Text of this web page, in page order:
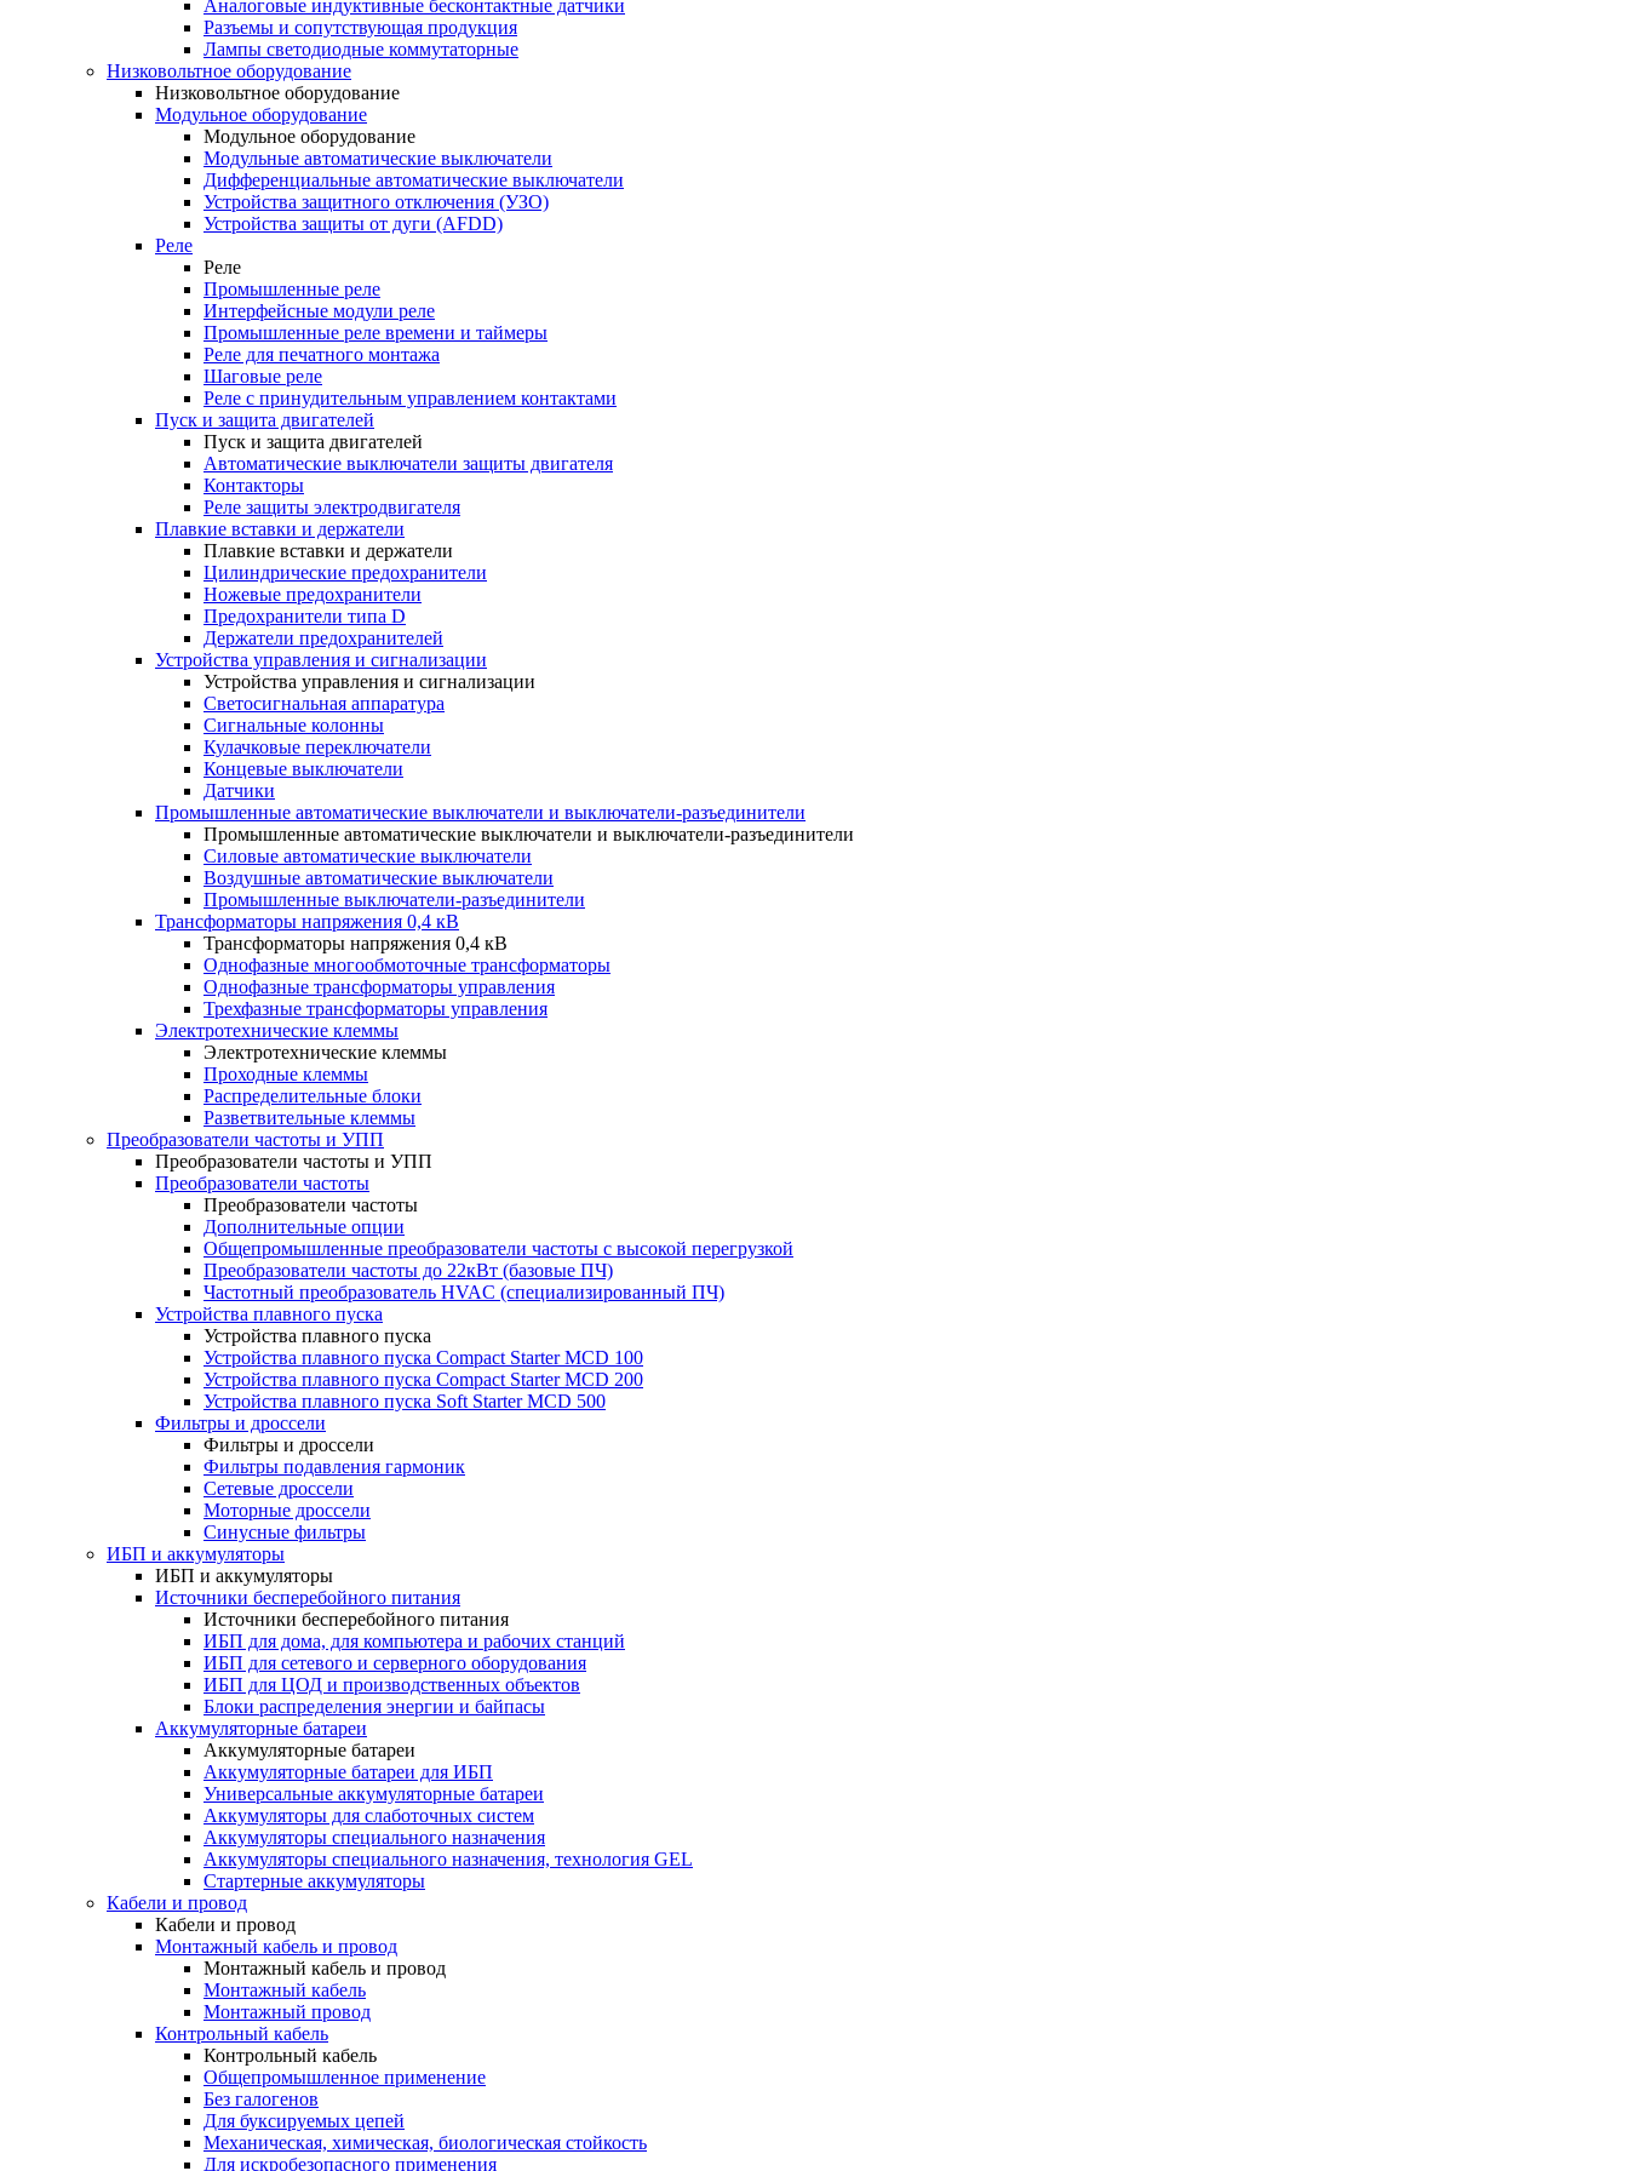
Аналоговые индуктивные бесконтактные датчики
Разъемы и сопутствующая продукция
Лампы светодиодные коммутаторные
Низковольтное оборудование
Низковольтное оборудование
Модульное оборудование
Модульное оборудование
Модульные автоматические выключатели
Дифференциальные автоматические выключатели
Устройства защитного отключения (УЗО)
Устройства защиты от дуги (AFDD)
Реле
Реле
Промышленные реле
Интерфейсные модули реле
Промышленные реле времени и таймеры
Реле для печатного монтажа
Шаговые реле
Реле с принудительным управлением контактами
Пуск и защита двигателей
Пуск и защита двигателей
Автоматические выключатели защиты двигателя
Контакторы
Реле защиты электродвигателя
Плавкие вставки и держатели
Плавкие вставки и держатели
Цилиндрические предохранители
Ножевые предохранители
Предохранители типа D
Держатели предохранителей
Устройства управления и сигнализации
Устройства управления и сигнализации
Светосигнальная аппаратура
Сигнальные колонны
Кулачковые переключатели
Концевые выключатели
Датчики
Промышленные автоматические выключатели и выключатели-разъединители
Промышленные автоматические выключатели и выключатели-разъединители
Силовые автоматические выключатели
Воздушные автоматические выключатели
Промышленные выключатели-разъединители
Трансформаторы напряжения 0,4 кВ
Трансформаторы напряжения 0,4 кВ
Однофазные многообмоточные трансформаторы
Однофазные трансформаторы управления
Трехфазные трансформаторы управления
Электротехнические клеммы
Электротехнические клеммы
Проходные клеммы
Распределительные блоки
Разветвительные клеммы
Преобразователи частоты и УПП
Преобразователи частоты и УПП
Преобразователи частоты
Преобразователи частоты
Дополнительные опции
Общепромышленные преобразователи частоты с высокой перегрузкой
Преобразователи частоты до 22кВт (базовые ПЧ)
Частотный преобразователь HVAC (специализированный ПЧ)
Устройства плавного пуска
Устройства плавного пуска
Устройства плавного пуска Compact Starter MCD 100
Устройства плавного пуска Compact Starter MCD 200
Устройства плавного пуска Soft Starter MCD 500
Фильтры и дроссели
Фильтры и дроссели
Фильтры подавления гармоник
Сетевые дроссели
Моторные дроссели
Синусные фильтры
ИБП и аккумуляторы
ИБП и аккумуляторы
Источники бесперебойного питания
Источники бесперебойного питания
ИБП для дома, для компьютера и рабочих станций
ИБП для сетевого и серверного оборудования
ИБП для ЦОД и производственных объектов
Блоки распределения энергии и байпасы
Аккумуляторные батареи
Аккумуляторные батареи
Аккумуляторные батареи для ИБП
Универсальные аккумуляторные батареи
Аккумуляторы для слаботочных систем
Аккумуляторы специального назначения
Аккумуляторы специального назначения, технология GEL
Стартерные аккумуляторы
Кабели и провод
Кабели и провод
Монтажный кабель и провод
Монтажный кабель и провод
Монтажный кабель
Монтажный провод
Контрольный кабель
Контрольный кабель
Общепромышленное применение
Без галогенов
Для буксируемых цепей
Механическая, химическая, биологическая стойкость
Для искробезопасного применения